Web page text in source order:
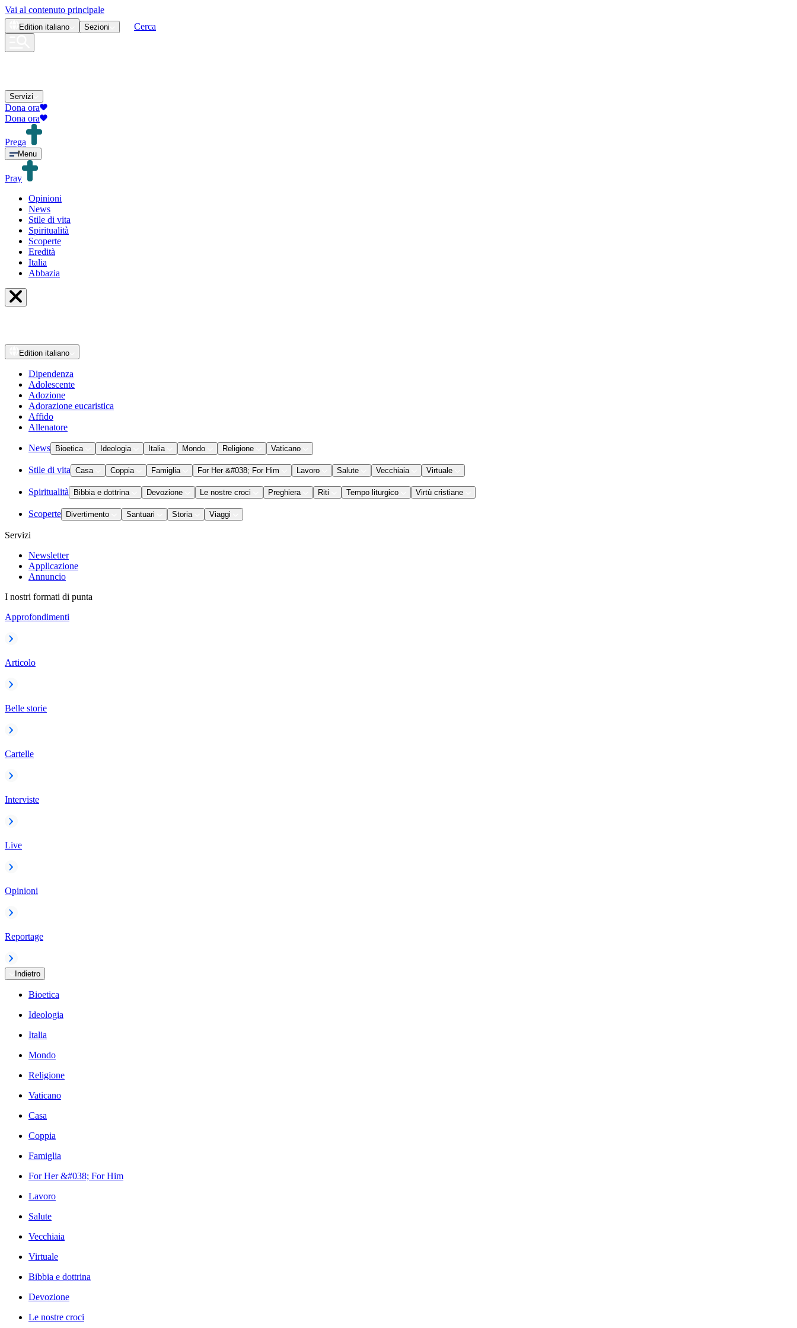
Vai al contenuto principale
Edition italiano Sezioni Cerca
Servizi
Dona ora
Dona ora
Prega
Menu
Pray
Opinioni
News
Stile di vita
Spiritualità
Scoperte
Eredità
Italia
Abbazia
Edition italiano
Dipendenza
Adolescente
Adozione
Adorazione eucaristica
Affido
Allenatore
News Bioetica Ideologia Italia Mondo Religione Vaticano
Stile di vita Casa Coppia Famiglia For Her &#038; For Him Lavoro Salute Vecchiaia Virtuale
Spiritualità Bibbia e dottrina Devozione Le nostre croci Preghiera Riti Tempo liturgico Virtù cristiane
Scoperte Divertimento Santuari Storia Viaggi
Servizi
Newsletter
Applicazione
Annuncio
I nostri formati di punta
Approfondimenti
Articolo
Belle storie
Cartelle
Interviste
Live
Opinioni
Reportage
Indietro
Bioetica
Ideologia
Italia
Mondo
Religione
Vaticano
Casa
Coppia
Famiglia
For Her &#038; For Him
Lavoro
Salute
Vecchiaia
Virtuale
Bibbia e dottrina
Devozione
Le nostre croci